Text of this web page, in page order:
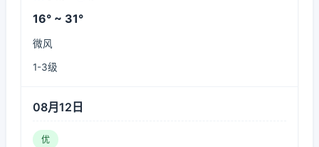
16° ~ 31°
微风
1-3级
08月12日
优